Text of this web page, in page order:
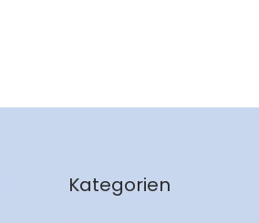
Kategorien